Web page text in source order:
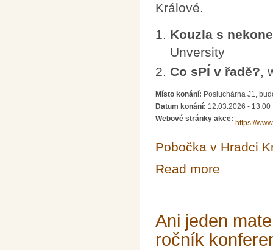
Králové.
Kouzla s
Unversity
Co sPÍ v řadě?,
Místo konání: Posluchárna J1,
Datum konání: 12.03.2026 - 13:00
Webové stránky akce:
https://
Pobočka v Hradci
Read more
Ani jeden
ročník